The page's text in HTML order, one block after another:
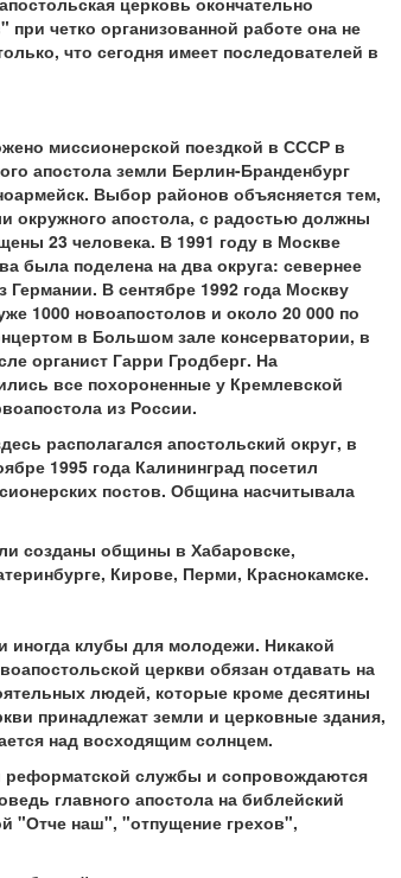
четко организованной работе она не
что сегодня имеет последователей в
миссионерской поездкой в СССР в
апостола земли Берлин-Бранденбург
Выбор районов объясняется тем,
окружного апостола, с радостью должны
23 человека. В 1991 году в Москве
была поделена на два округа: севернее
В сентябре 1992 года Москву
1000 новоапостолов и около 20 000 по
в Большом зале консерватории, в
органист Гарри Гродберг. На
все похороненные у Кремлевской
из России.
располагался апостольский округ, в
1995 года Калининград посетил
постов. Община насчитывала
созданы общины в Хабаровске,
Кирове, Перми, Краснокамске.
иногда клубы для молодежи. Никакой
церкви обязан отдавать на
людей, которые кроме десятины
принадлежат земли и церковные здания,
над восходящим солнцем.
реформатской службы и сопровождаются
главного апостола на библейский
"Отче наш", "отпущение грехов",